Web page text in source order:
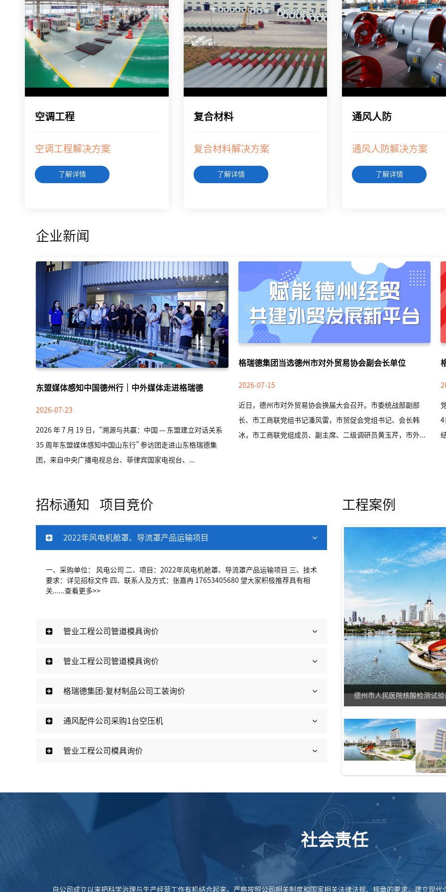
空调工程
空调工程解决方案
了解详情
复合材料
复合材料解决方案
了解详情
通风人防
通风人防解决方案
了解详情
企业新闻
东盟媒体感知中国德州行｜中外媒体走进格瑞德
2026-07-23
2026 年 7 月 19 日，“溯源与共赢：中国 — 东盟建立对话关系
35 周年东盟媒体感知中国山东行” 参访团走进山东格瑞德集
团，来自中央广播电视总台、菲律宾国家电视台、...
格瑞德集团当选德州市对外贸易协会副会长单位
2026-07-15
近日，德州市对外贸易协会换届大会召开。市委统战部副部
长、市工商联党组书记潘风雷，市贸促会党组书记、会长韩
冰，市工商联党组成员、副主席、二级调研员黄玉芹，市外...
4
招标通知 项目竞价
2022年风电机舱罩、导流罩产品运输项目
一、采购单位： 风电公司 二、项目：2022年风电机舱罩、导流罩产品运输项目 三、技术
要求：详见招标文件 四、联系人及方式：张嘉冉 17653405680 望大家积极推荐具有相
关......查看更多>>
管业工程公司管道模具询价
管业工程公司管道模具询价
格瑞德集团-复材制品公司工装询价
通风配件公司采购1台空压机
管业工程公司模具询价
工程案例
临西住宅太阳能热水器采购安装项目（一期单机及阳台壁挂） 德州市人民医院核酸检测试
社会责任
自公司成立以来把科学治理与生产经营工作有机结合起来。严格按照公司相关制度和国家相关法律法规、规章的要求，建立现